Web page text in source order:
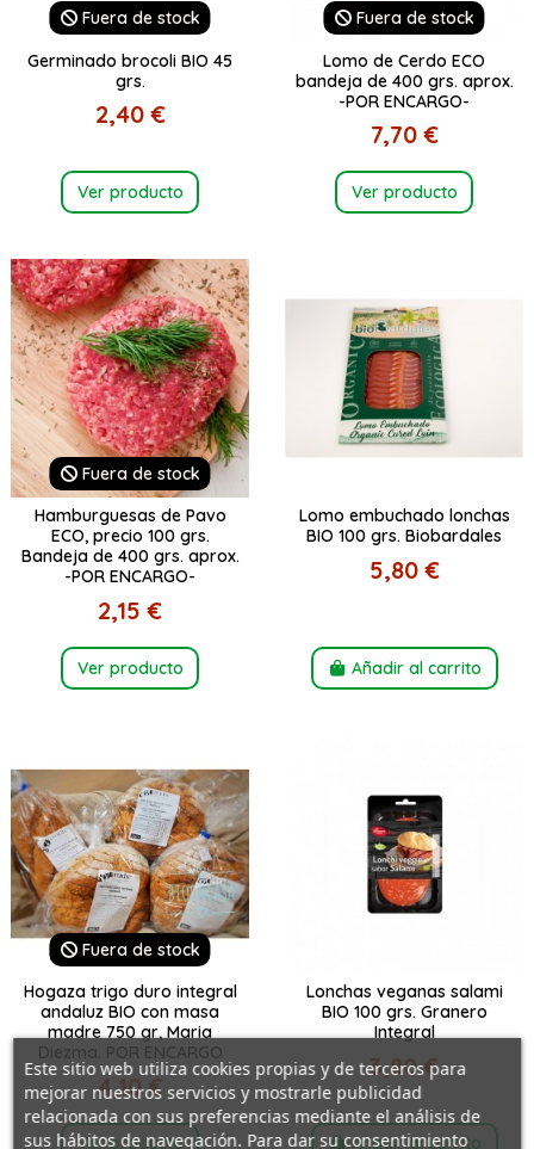
Fuera de stock
Germinado brocoli BIO 45
grs.
2,40 €
Ver producto
Fuera de stock
Lomo de Cerdo ECO
bandeja de 400 grs. aprox.
-POR ENCARGO-
7,70 €
Ver producto
Fuera de stock
Hamburguesas de Pavo
ECO, precio 100 grs.
Bandeja de 400 grs. aprox.
-POR ENCARGO-
2,15 €
Ver producto
Lomo embuchado lonchas
BIO 100 grs. Biobardales
5,80 €
Añadir al carrito
Fuera de stock
Hogaza trigo duro integral
andaluz BIO con masa
madre 750 gr, Maria
Diezma. POR ENCARGO
4,10 €
Ver producto
Lonchas veganas salami
BIO 100 grs. Granero
Integral
3,80 €
Añadir al carrito
Este sitio web utiliza cookies propias y de terceros para
mejorar nuestros servicios y mostrarle publicidad
relacionada con sus preferencias mediante el análisis de
sus hábitos de navegación. Para dar su consentimiento